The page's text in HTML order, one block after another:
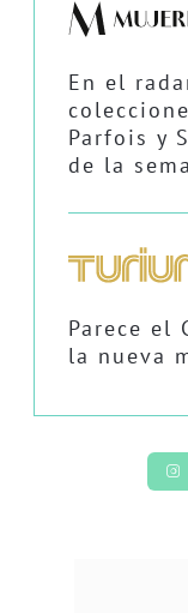
En el
Parfois y
de la
Parece el
la nueva